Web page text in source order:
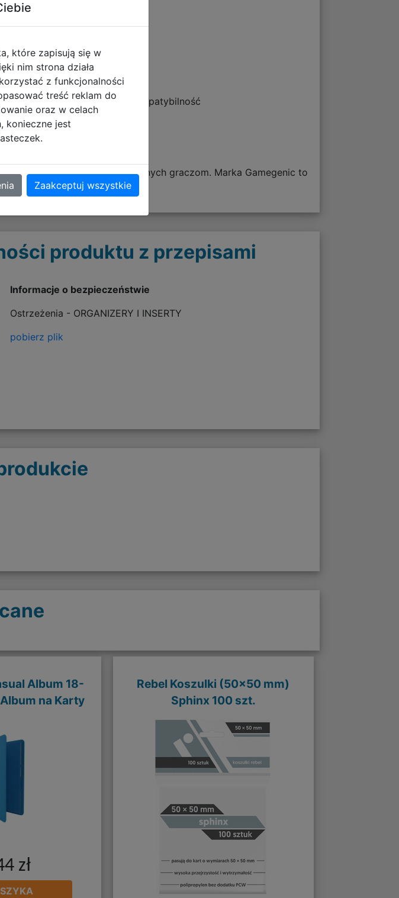
w podróż
wpłynąć na pojemność/kompatybilność
linię akcesoriów dedykowanych graczom. Marka Gamegenic to
personalizacji.
produktu z przepisami
Informacje o bezpieczeństwie
Ostrzeżenia - ORGANIZERY I INSERTY
pobierz plik
Album 18-
na Karty
zł
Rebel Koszulki (50x50 mm)
Sphinx 100 szt.
które zapisują się w
nim strona działa
z funkcjonalności
treść reklam do
oraz w celach
konieczne jest
Zaakceptuj wszystkie